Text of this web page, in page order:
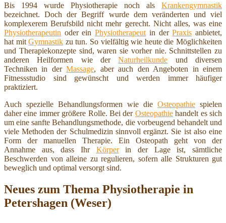
Bis 1994 wurde Physiotherapie noch als Krankengymnastik
bezeichnet. Doch der Begriff wurde dem veränderten und viel
komplexerem Berufsbild nicht mehr gerecht. Nicht alles, was eine
Physiotherapeutin oder einPhysiotherapeut in derPraxis anbietet,
hat mitGymnastik zu tun. So vielfältig wie heute die Möglichkeiten
und Therapiekonzepte sind, waren sie vorher nie. Schnittstellen zu
anderen Heilformen wie derNaturheilkunde und diversen
Techniken in derMassage, aber auch den Angeboten in einem
Fitnessstudio sind gewünscht und werden immer häufiger
praktiziert.
Auch spezielle Behandlungsformen wie die Osteopathie spielen
daher eine immer größere Rolle. Bei der Osteopathiehandelt es sich
um eine sanfte Behandlungsmethode, die vorbeugend behandelt und
viele Methoden der Schulmedizin sinnvoll ergänzt. Sie ist also eine
Form der manuellen Therapie. Ein Osteopath geht von der
Annahme aus, dass Ihr Körperin der Lage ist, sämtliche
Beschwerden von alleine zu regulieren, sofern alle Strukturen gut
beweglich und optimal versorgt sind.
Neues zum Thema Physiotherapie in
Petershagen (Weser)